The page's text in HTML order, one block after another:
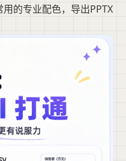
的专业配色，导出PPTX